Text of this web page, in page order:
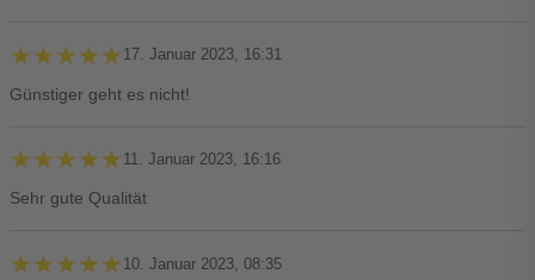
★★★★★
★★★★★ 17. Januar 2023, 16:31
Günstiger geht es nicht!
★★★★★
★★★★★ 11. Januar 2023, 16:16
Sehr gute Qualität
★★★★★
★★★★★ 10. Januar 2023, 08:35